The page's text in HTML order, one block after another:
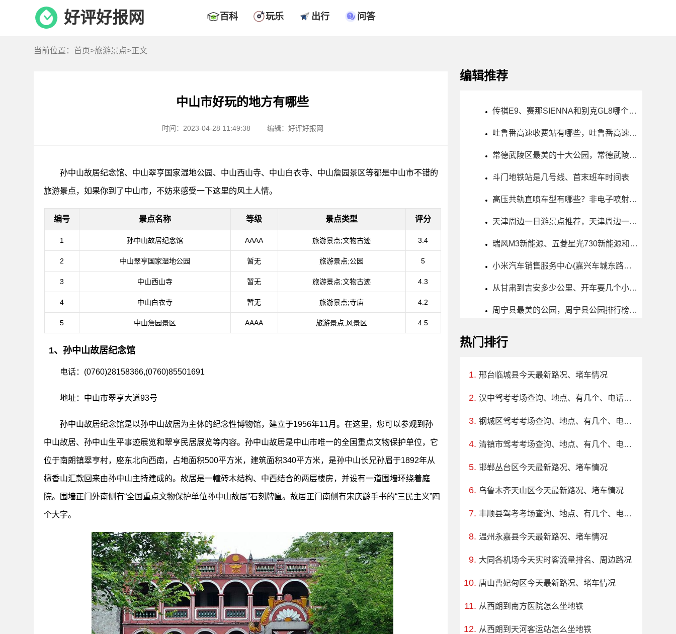
好评好报网 百科 玩乐 出行 问答
当前位置： 首页>旅游景点>正文
中山市好玩的地方有哪些
时间：2023-04-28 11:49:38 编辑：好评好报网
孙中山故居纪念馆、中山翠亨国家湿地公园、中山西山寺、中山白衣寺、中山詹园景区等都是中山市不错的
旅游景点，如果你到了中山市，不妨来感受一下这里的风土人情。
编号 景点名称 等级 景点类型 评分
1 孙中山故居纪念馆 AAAA 旅游景点;文物古迹 3.4
2 中山翠亨国家湿地公园 暂无 旅游景点;公园 5
3 中山西山寺 暂无 旅游景点;文物古迹 4.3
4 中山白衣寺 暂无 旅游景点;寺庙 4.2
5 中山詹园景区 AAAA 旅游景点;风景区 4.5
1、孙中山故居纪念馆
电话：(0760)28158366,(0760)85501691
地址：中山市翠亨大道93号
孙中山故居纪念馆是以孙中山故居为主体的纪念性博物馆，建立于1956年11月。在这里，您可以参观到孙
中山故居、孙中山生平事迹展览和翠亨民居展览等内容。孙中山故居是中山市唯一的全国重点文物保护单位，它
位于南朗镇翠亨村，座东北向西南，占地面积500平方米，建筑面积340平方米，是孙中山长兄孙眉于1892年从
檀香山汇款回来由孙中山主持建成的。故居是一幢砖木结构、中西结合的两层楼房，并设有一道围墙环绕着庭
院。围墙正门外南侧有“全国重点文物保护单位孙中山故居”石刻牌匾。故居正门南侧有宋庆龄手书的“三民主义”四
个大字。
编辑推荐
传祺E9、赛那SIENNA和别克GL8哪个更值得买？性价比、配置对比
吐鲁番高速收费站有哪些，吐鲁番高速出入口一览表
常德武陵区最美的十大公园，常德武陵区公园排行榜哪个最好玩
斗门地铁站是几号线、首末班车时间表
高压共轨直喷车型有哪些？非电子喷射车怎么选？买哪款好？价格对比
天津周边一日游景点推荐，天津周边一日游最佳景点
瑞风M3新能源、五菱星光730新能源和银河星舰7哪个更值得买？性价比、配置对比
小米汽车销售服务中心(嘉兴车城东路店)怎么样、地址、电话、上班时间查询
从甘肃到吉安多少公里、开车要几个小时？过路费、油费等
周宁县最美的公园，周宁县公园排行榜哪个最好玩
热门排行
邢台临城县今天最新路况、堵车情况
汉中驾考考场查询、地点、有几个、电话、上班时间
钢城区驾考考场查询、地点、有几个、电话、上班时间
清镇市驾考考场查询、地点、有几个、电话、上班时间
邯郸丛台区今天最新路况、堵车情况
乌鲁木齐天山区今天最新路况、堵车情况
丰顺县驾考考场查询、地点、有几个、电话、上班时间
温州永嘉县今天最新路况、堵车情况
大同各机场今天实时客流量排名、周边路况
唐山曹妃甸区今天最新路况、堵车情况
从西朗到南方医院怎么坐地铁
从西朗到天河客运站怎么坐地铁